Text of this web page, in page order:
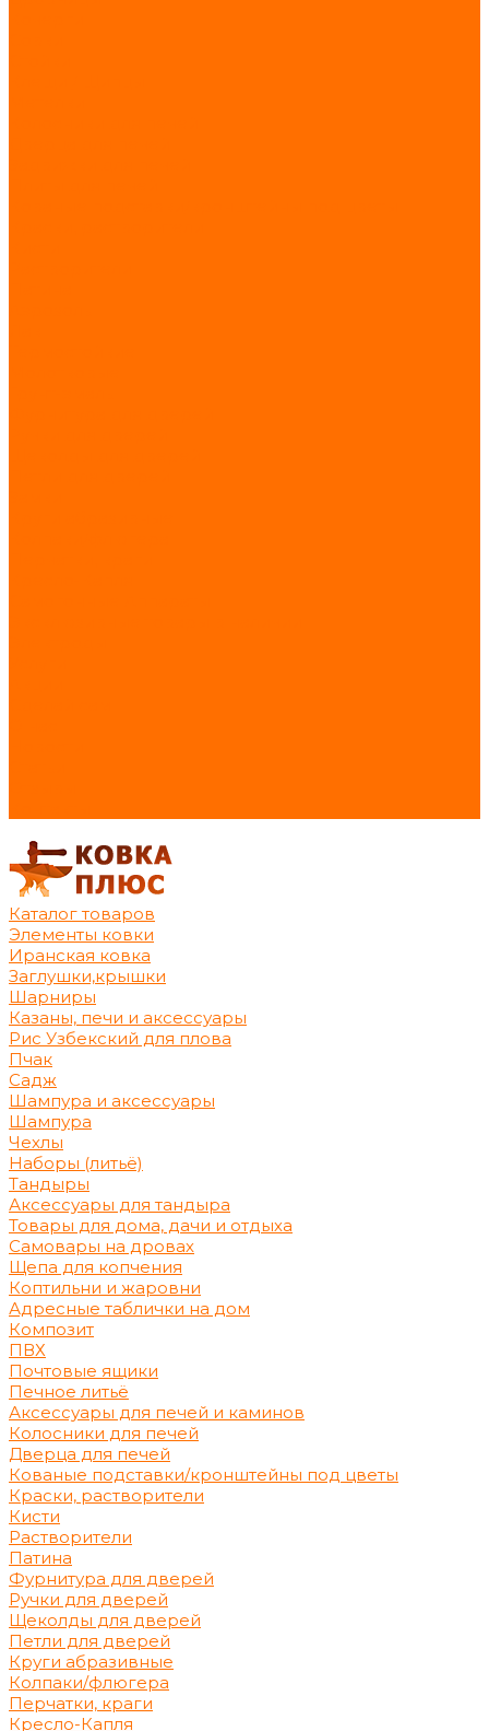
Каталог товаров
Элементы ковки
Иранская ковка
Заглушки,крышки
Шарниры
Казаны, печи и аксессуары
Рис Узбекский для плова
Пчак
Садж
Шампура и аксессуары
Шампура
Чехлы
Наборы (литьё)
Тандыры
Аксессуары для тандыра
Товары для дома, дачи и отдыха
Самовары на дровах
Щепа для копчения
Коптильни и жаровни
Адресные таблички на дом
Композит
ПВХ
Почтовые ящики
Печное литьё
Аксессуары для печей и каминов
Колосники для печей
Дверца для печей
Кованые подставки/кронштейны под цветы
Краски, растворители
Кисти
Растворители
Патина
Фурнитура для дверей
Ручки для дверей
Щеколды для дверей
Петли для дверей
Круги абразивные
Колпаки/флюгера
Перчатки, краги
Кресло-Капля